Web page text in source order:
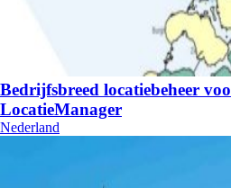
Bedrijfsbreed locatiebeheer
LocatieManager
Nederland